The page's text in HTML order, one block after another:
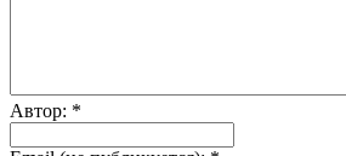
Автор: *